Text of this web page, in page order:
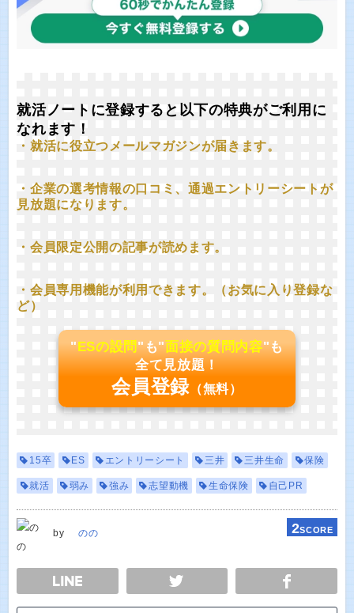
就活ノートに登録すると以下の特典がご利用に
なれます！
・就活に役立つメールマガジンが届きます。
・企業の選考情報の口コミ、通過エントリーシートが
見放題になります。
・会員限定公開の記事が読めます。
・会員専用機能が利用できます。（お気に入り登録な
ど）
"ESの設問"も"面接の質問内容"も
全て見放題！
会員登録 （無料）
15卒 ES エントリーシート 三井 三井生命 保険
就活 弱み 強み 志望動機 生命保険 自己PR
by のの 2SCORE
TWEET